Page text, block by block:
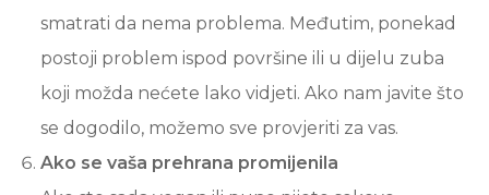
smatrati da nema problema. Međutim, ponekad
postoji problem ispod površine ili u dijelu zuba
koji možda nećete lako vidjeti. Ako nam javite što
se dogodilo, možemo sve provjeriti za vas.
Ako se vaša prehrana promijenila